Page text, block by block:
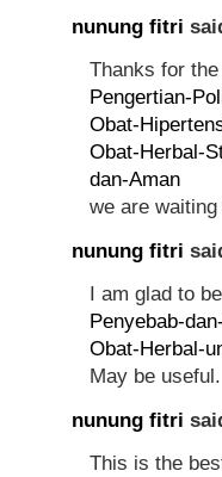
nunung fitri
Thanks for
Pengertian-
Obat-
Obat-Herbal-
dan-Aman
we are
nunung fitri
I am glad to
Penyebab-
Obat-Herbal-
May be useful.
nunung fitri
This is the